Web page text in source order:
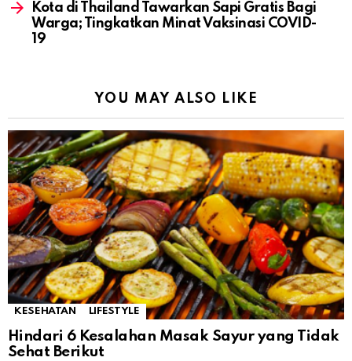
Kota di Thailand Tawarkan Sapi Gratis Bagi
Warga; Tingkatkan Minat Vaksinasi COVID-
19
YOU MAY ALSO LIKE
KESEHATAN LIFESTYLE
Hindari 6 Kesalahan Masak Sayur yang Tidak
Sehat Berikut